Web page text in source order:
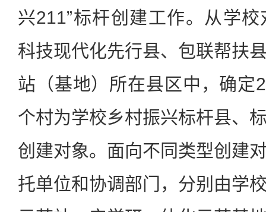
兴211”标杆创建工作。从学
科技现代化先行县、包联帮扶
站（基地）所在县区中，确定
个村为学校乡村振兴标杆县、
创建对象。面向不同类型创建
托单位和协调部门，分别由学